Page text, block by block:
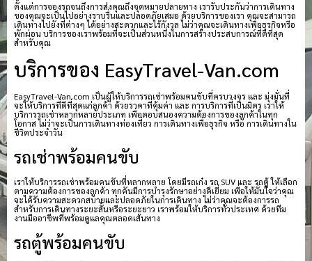
ตั้งแต่การจองรถจนถึงการส่งคุณถึงจุดหมายปลายทาง เรารับประกันว่าการเดินทาง
ของคุณจะเป็นไปอย่างราบรื่นและปลอดภัยเสมอ ด้วยบริการของเรา คุณจะสามารถ
เดินทางไปยังที่ต่างๆ ได้อย่างสะดวกและไร้กังวล ไม่ว่าคุณจะเดินทางเพื่อธุรกิจหรือ
พักผ่อน บริการของเราพร้อมที่จะเป็นส่วนหนึ่งในการสร้างประสบการณ์ที่ดีที่สุด
สำหรับคุณ
บริการของ EasyTravel-Van.com
EasyTravel-Van.com เป็นผู้ให้บริการรถเช่าพร้อมคนขับที่ครบวงจร และ มุ่งมั่นที่
จะให้บริการที่ดีที่สุดแก่ลูกค้า ด้วยราคาที่คุ้มค่า และ การบริการที่เป็นมิตร เราให้
บริการรถเช่าหลากหลายประเภท เพื่อตอบสนองความต้องการของลูกค้าในทุก
โอกาส ไม่ว่าจะเป็นการเดินทางท่องเที่ยว การเดินทางเพื่อธุรกิจ หรือ การเดินทางใน
ชีวิตประจำวัน
รถเช่าพร้อมคนขับ
เราให้บริการรถเช่าพร้อมคนขับที่หลากหลาย โดยมีรถเก๋ง รถ SUV และ รถตู้ ให้เลือก
ตามความต้องการของลูกค้า ทุกคันมีการบำรุงรักษาอย่างดีเยี่ยม เพื่อให้มั่นใจว่าคุณ
จะได้รับความสะดวกสบายและปลอดภัยในการเดินทาง ไม่ว่าคุณจะต้องการรถ
สำหรับการเดินทางระยะสั้นหรือระยะยาว เราพร้อมให้บริการทั่วประเทศ ด้วยทีม
งานมืออาชีพที่พร้อมดูแลคุณตลอดเส้นทาง
รถตู้พร้อมคนขับ